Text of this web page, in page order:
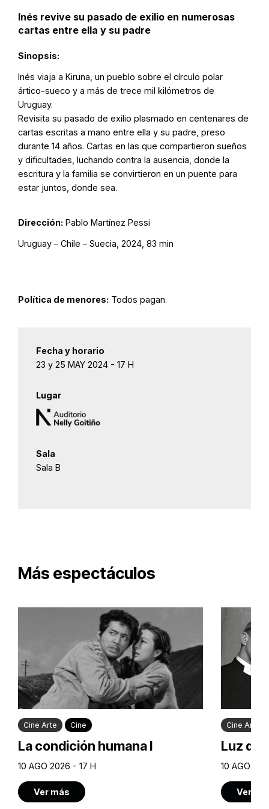
Inés revive su pasado de exilio en numerosas
cartas entre ella y su padre
Sinopsis:
Inés viaja a Kiruna, un pueblo sobre el círculo polar
ártico-sueco y a más de trece mil kilómetros de
Uruguay.
Revisita su pasado de exilio plasmado en centenares de
cartas escritas a mano entre ella y su padre, preso
durante 14 años. Cartas en las que compartieron sueños
y dificultades, luchando contra la ausencia, donde la
escritura y la familia se convirtieron en un puente para
estar juntos, donde sea.
Dirección: Pablo Martínez Pessi
Uruguay – Chile – Suecia, 2024, 83 min
Política de menores: Todos pagan.
Fecha y horario
23 y 25 MAY 2024 - 17 H
Lugar
Sala
Sala B
Más espectáculos
Cine Arte Cine
La condición humana I
10 AGO 2026 - 17 H
Ver más
Cine Arte
Luz de
10 AGO
Ver